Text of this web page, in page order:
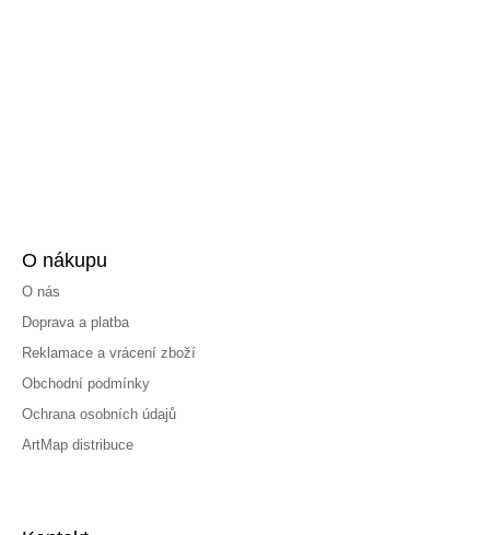
O nákupu
O nás
Doprava a platba
Reklamace a vrácení zboží
Obchodní podmínky
Ochrana osobních údajů
ArtMap distribuce